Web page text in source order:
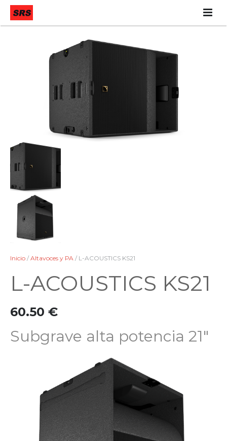
Qué hacemos
Contáctanos
Nuestra Tienda
Inicio / Altavoces y PA / L-ACOUSTICS KS21
L-ACOUSTICS KS21
60.50 €
Subgrave alta potencia 21″